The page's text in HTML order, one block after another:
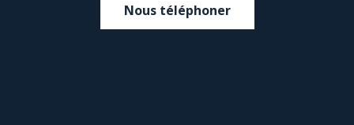
Nous téléphoner